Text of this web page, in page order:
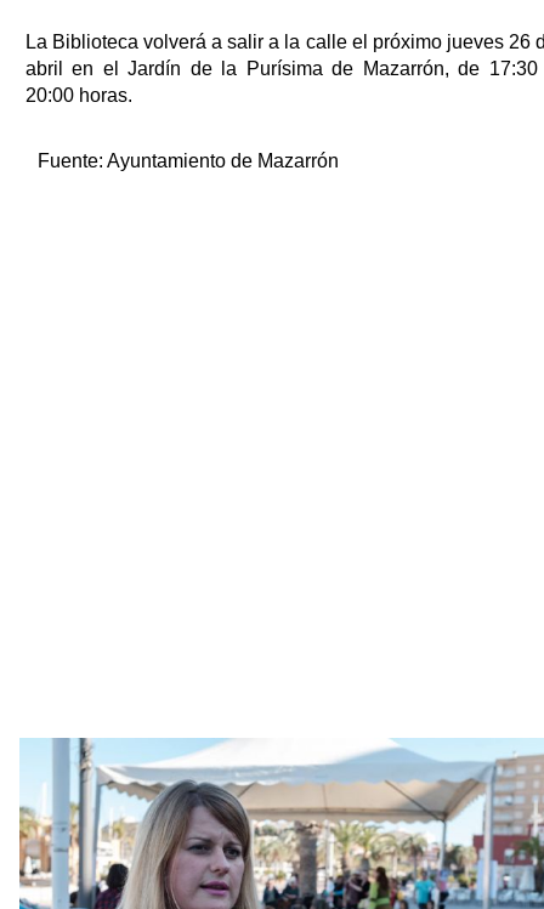
La Biblioteca volverá a salir a la calle el próximo jueves 26
abril en el Jardín de la Purísima de Mazarrón, de 17:30
20:00 horas.
Fuente: Ayuntamiento de Mazarrón